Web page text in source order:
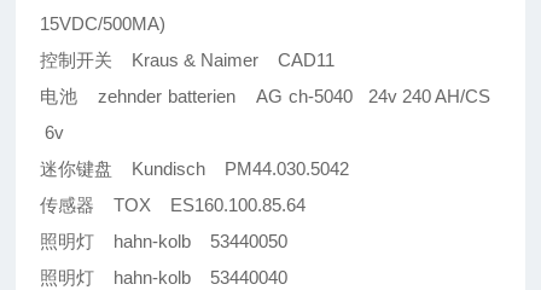
15VDC/500MA)
控制开关 Kraus & Naimer CAD11
电池 zehnder batterien AG ch-5040 24v 240 AH/CS
6v
迷你键盘 Kundisch PM44.030.5042
传感器 TOX ES160.100.85.64
照明灯 hahn-kolb 53440050
照明灯 hahn-kolb 53440040